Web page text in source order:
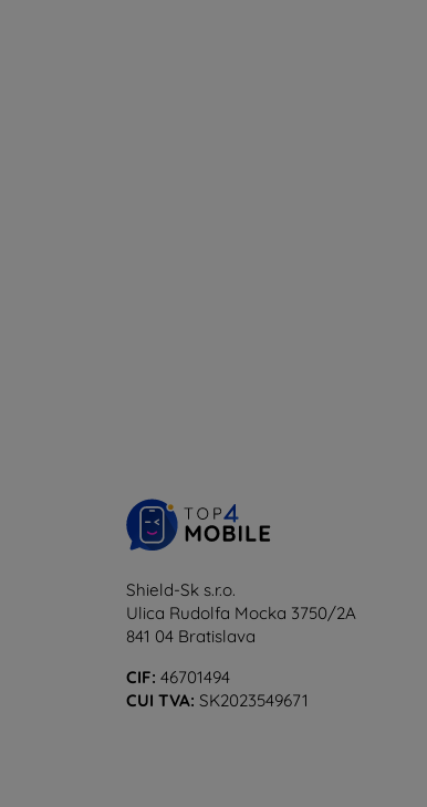
Shield-Sk s.r.o.
Ulica Rudolfa Mocka 3750/2A
841 04 Bratislava
CIF: 46701494
CUI TVA: SK2023549671